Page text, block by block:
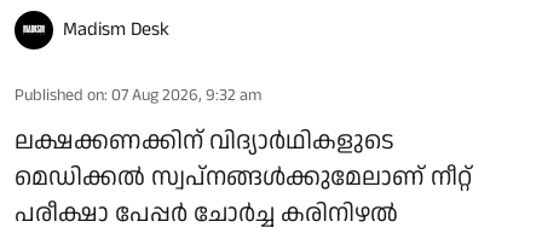
Madism Desk
Published on: 07 Aug 2026, 9:32 am
ലക്ഷക്കണക്കിന് വിദ്യാർഥികളുടെ
മെഡിക്കൽ സ്വപ്നങ്ങൾക്കുമേലാണ് നീറ്റ്
പരീക്ഷാ പേപ്പർ ചോർച്ച കരിനിഴൽ